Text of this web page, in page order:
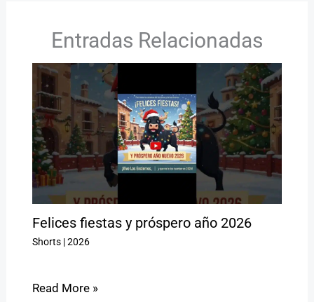
Entradas Relacionadas
Felices fiestas y próspero año 2026
Shorts|2026
Read More »